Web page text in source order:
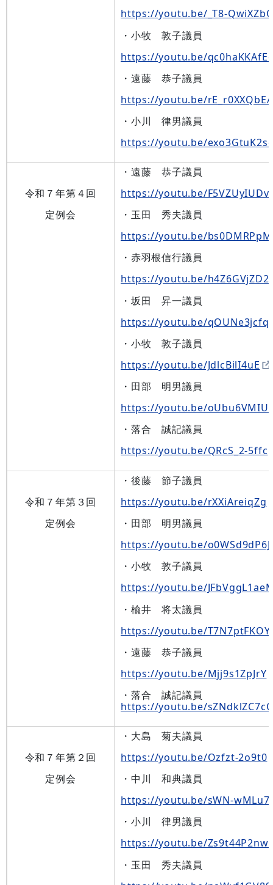
https://youtu.be/_T8-
・小牧 敦子議員
https://youtu.be/
・遠藤 恭子議員
https://youtu.be/rE_r0XXQbEA
・小川 律男議員
https://youtu.be/exo3GtuK2sc
令和７年第４回
定例会
・遠藤 恭子議員
https://youtu.be/
・玉田 秀夫議員
https://youtu.be/
・赤羽根信行議員
https://youtu.be/
・坂田 昇一議員
https://youtu.be/
・小牧 敦子議員
https://youtu.be/JdlcBilI4uE
・田部 明男議員
https://youtu.be/
・落合 誠記議員
https://youtu.be/QRcS_2-5ffc
令和７年第３回
定例会
・後藤 節子議員
https://youtu.be/rXXiAreiqZg
・田部 明男議員
https://youtu.be/
・小牧 敦子議員
https://youtu.be/
・楡井 将太議員
https://youtu.be/
・遠藤 恭子議員
https://youtu.be/Mjj9s1ZpJrY
・落合 誠記議員
https://youtu.be/
令和７年第２回
定例会
・大島 菊夫議員
https://youtu.be/Ozfzt-2o9t0
・中川 和典議員
https://youtu.be/sWN-
・小川 律男議員
https://youtu.be/
・玉田 秀夫議員